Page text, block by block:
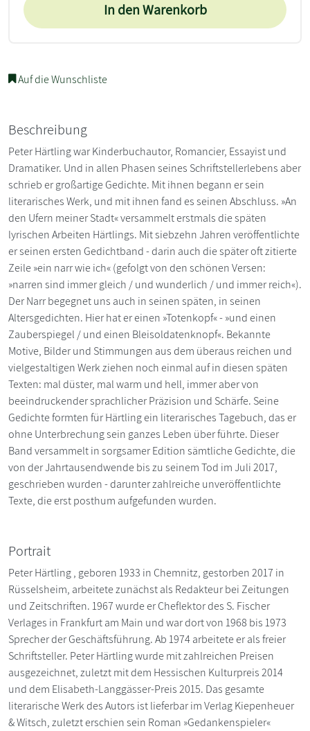
In den Warenkorb
Auf die Wunschliste
Beschreibung
Peter Härtling war Kinderbuchautor, Romancier, Essayist und
Dramatiker. Und in allen Phasen seines Schriftstellerlebens aber
schrieb er großartige Gedichte. Mit ihnen begann er sein
literarisches Werk, und mit ihnen fand es seinen Abschluss. »An
den Ufern meiner Stadt« versammelt erstmals die späten
lyrischen Arbeiten Härtlings. Mit siebzehn Jahren veröffentlichte
er seinen ersten Gedichtband - darin auch die später oft zitierte
Zeile »ein narr wie ich« (gefolgt von den schönen Versen:
»narren sind immer gleich / und wunderlich / und immer reich«).
Der Narr begegnet uns auch in seinen späten, in seinen
Altersgedichten. Hier hat er einen »Totenkopf« - »und einen
Zauberspiegel / und einen Bleisoldatenknopf«. Bekannte
Motive, Bilder und Stimmungen aus dem überaus reichen und
vielgestaltigen Werk ziehen noch einmal auf in diesen späten
Texten: mal düster, mal warm und hell, immer aber von
beeindruckender sprachlicher Präzision und Schärfe. Seine
Gedichte formten für Härtling ein literarisches Tagebuch, das er
ohne Unterbrechung sein ganzes Leben über führte. Dieser
Band versammelt in sorgsamer Edition sämtliche Gedichte, die
von der Jahrtausendwende bis zu seinem Tod im Juli 2017,
geschrieben wurden - darunter zahlreiche unveröffentlichte
Texte, die erst posthum aufgefunden wurden.
Portrait
Peter Härtling , geboren 1933 in Chemnitz, gestorben 2017 in
Rüsselsheim, arbeitete zunächst als Redakteur bei Zeitungen
und Zeitschriften. 1967 wurde er Cheflektor des S. Fischer
Verlages in Frankfurt am Main und war dort von 1968 bis 1973
Sprecher der Geschäftsführung. Ab 1974 arbeitete er als freier
Schriftsteller. Peter Härtling wurde mit zahlreichen Preisen
ausgezeichnet, zuletzt mit dem Hessischen Kulturpreis 2014
und dem Elisabeth-Langgässer-Preis 2015. Das gesamte
literarische Werk des Autors ist lieferbar im Verlag Kiepenheuer
& Witsch, zuletzt erschien sein Roman »Gedankenspieler«